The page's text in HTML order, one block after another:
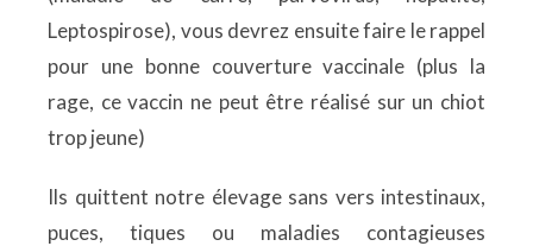
Leptospirose), vous devrez ensuite faire le rappel
pour une bonne couverture vaccinale (plus la
rage, ce vaccin ne peut être réalisé sur un chiot
trop jeune)
Ils quittent notre élevage sans vers intestinaux,
puces, tiques ou maladies contagieuses